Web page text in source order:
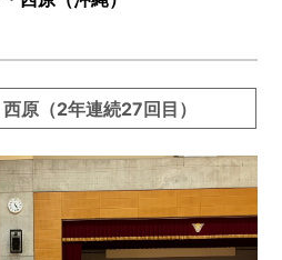
西原 （2年連続27回目 ）